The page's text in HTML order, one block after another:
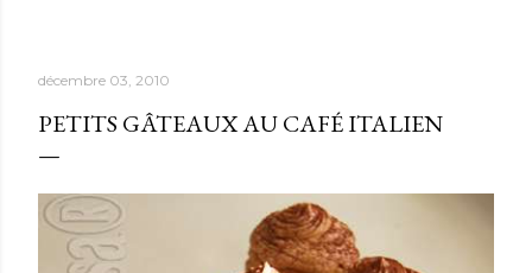
décembre 03, 2010
PETITS GÂTEAUX AU CAFÉ ITALIEN